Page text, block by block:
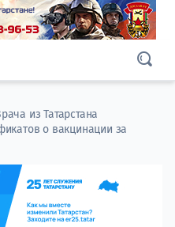
из Татарстана
о вакцинации за